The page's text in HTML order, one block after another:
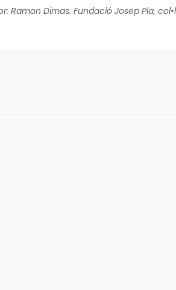
Ramon Dimas. Fundació Josep Pla,